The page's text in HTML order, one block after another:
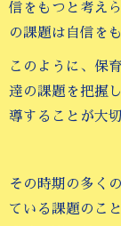
信をもつと考え
の課題は自信を
このように、保
達の課題を把握
導することが大
その時期の多く
ている課題のこ